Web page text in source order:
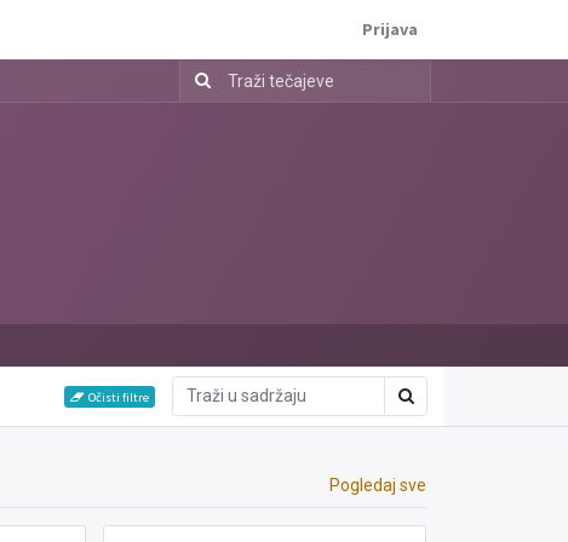
Prijava
Očisti filtre
Pogledaj sve